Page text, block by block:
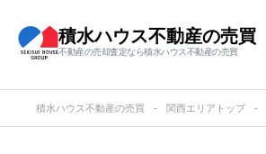
積水ハウス不動産の売買
不動産の売却査定なら積水ハウス不動産の売買
積水ハウス不動産の売買 関西エリアトップ